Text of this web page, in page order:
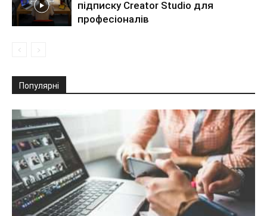
підписку Creator Studio для
професіоналів
Популярні